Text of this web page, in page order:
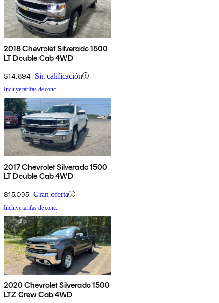
2018 Chevrolet Silverado 1500
LT Double Cab 4WD
$14,894 Sin calificación
Incluye tarifas de conc.
2017 Chevrolet Silverado 1500
LT Double Cab 4WD
$15,095 Gran oferta
Incluye tarifas de conc.
2020 Chevrolet Silverado 1500
LTZ Crew Cab 4WD